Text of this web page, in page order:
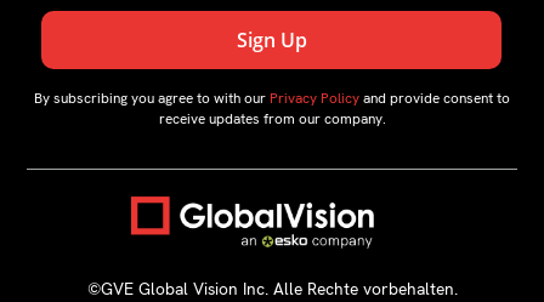
By subscribing you agree to with our Privacy Policyand provide consent to
receive updates from our company.
©GVE Global Vision Inc. Alle Rechte vorbehalten.